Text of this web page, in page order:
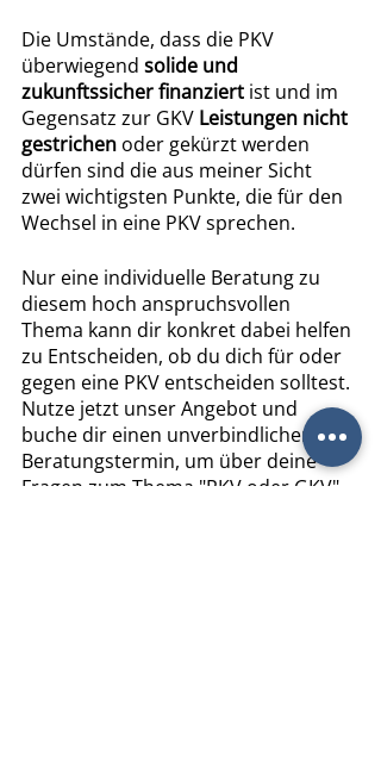
Die Umstände, dass die PKV
überwiegend solide und
zukunftssicher finanziert ist und im
Gegensatz zur GKV Leistungen nicht
gestrichen oder gekürzt werden
dürfen sind die aus meiner Sicht
zwei wichtigsten Punkte, die für den
Wechsel in eine PKV sprechen.
Nur eine individuelle Beratung zu
diesem hoch anspruchsvollen
Thema kann dir konkret dabei helfen
zu Entscheiden, ob du dich für oder
gegen eine PKV entscheiden solltest.
Nutze jetzt unser Angebot und
buche dir einen unverbindlichen
Beratungstermin, um über deine
Fragen zum Thema "PKV oder GKV"